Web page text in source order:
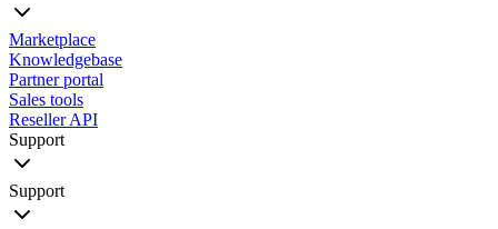
Marketplace
Knowledgebase
Partner portal
Sales tools
Reseller API
Support
Support